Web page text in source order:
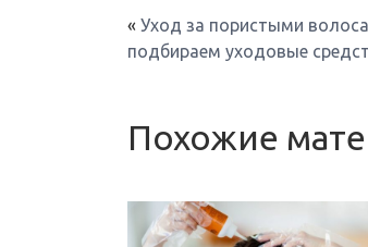
« Уход за пористыми
подбираем уходовые
Похожие